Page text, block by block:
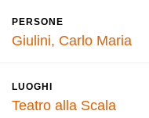
PERSONE
Giulini, Carlo Maria
LUOGHI
Teatro alla Scala